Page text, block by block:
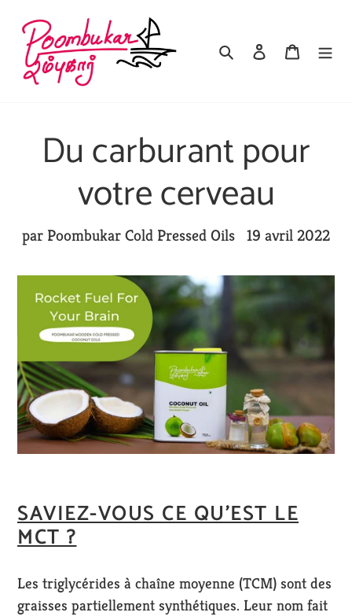
contenu
RechercherSe connecter
Panier
Du carburant pour
votre cerveau
par Poombukar Cold Pressed Oils 19 avril 2022
SAVIEZ-VOUS CE QU’EST LE
MCT ?
Les triglycérides à chaîne moyenne (TCM) sont des
graisses partiellement synthétiques. Leur nom fait